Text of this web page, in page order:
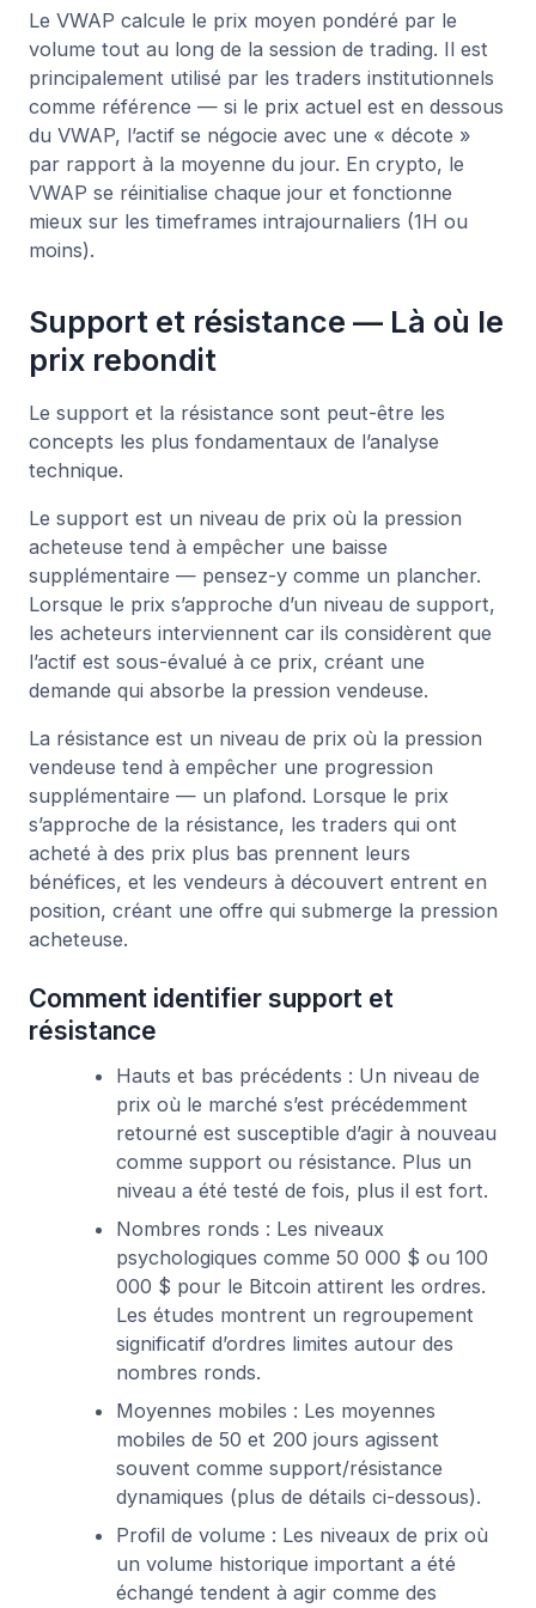
Le VWAP calcule le prix moyen pondéré par le
volume tout au long de la session de trading. Il est
principalement utilisé par les traders institutionnels
comme référence — si le prix actuel est en dessous
du VWAP, l’actif se négocie avec une « décote »
par rapport à la moyenne du jour. En crypto, le
VWAP se réinitialise chaque jour et fonctionne
mieux sur les timeframes intrajournaliers (1H ou
moins).
Support et résistance — Là où le
prix rebondit
Le support et la résistance sont peut-être les
concepts les plus fondamentaux de l’analyse
technique.
Le support est un niveau de prix où la pression
acheteuse tend à empêcher une baisse
supplémentaire — pensez-y comme un plancher.
Lorsque le prix s’approche d’un niveau de support,
les acheteurs interviennent car ils considèrent que
l’actif est sous-évalué à ce prix, créant une
demande qui absorbe la pression vendeuse.
La résistance est un niveau de prix où la pression
vendeuse tend à empêcher une progression
supplémentaire — un plafond. Lorsque le prix
s’approche de la résistance, les traders qui ont
acheté à des prix plus bas prennent leurs
bénéfices, et les vendeurs à découvert entrent en
position, créant une offre qui submerge la pression
acheteuse.
Comment identifier support et
résistance
Hauts et bas précédents : Un niveau de
prix où le marché s’est précédemment
retourné est susceptible d’agir à nouveau
comme support ou résistance. Plus un
niveau a été testé de fois, plus il est fort.
Nombres ronds : Les niveaux
psychologiques comme 50 000 $ ou 100
000 $ pour le Bitcoin attirent les ordres.
Les études montrent un regroupement
significatif d’ordres limites autour des
nombres ronds.
Moyennes mobiles : Les moyennes
mobiles de 50 et 200 jours agissent
souvent comme support/résistance
dynamiques (plus de détails ci-dessous).
Profil de volume : Les niveaux de prix où
un volume historique important a été
échangé tendent à agir comme des